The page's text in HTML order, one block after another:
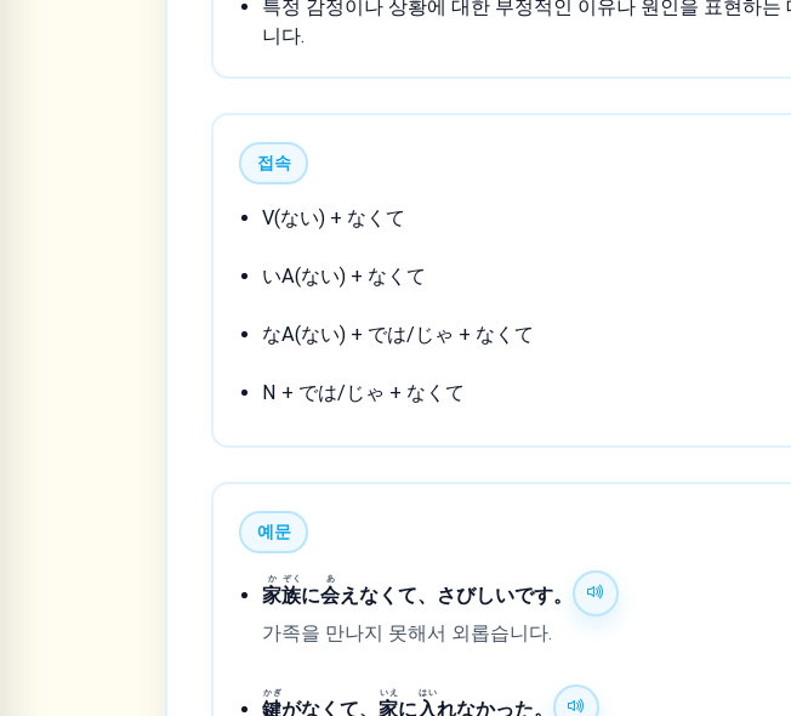
특정 감정이나 상황에 대한 부정적인 이유나 원인을 표현하는
니다.
접속
V(ない) + なくて
いA(ない) + なくて
なA(ない) + では/じゃ + なくて
N + では/じゃ + なくて
예문
家
か
族
ぞく
に会
あ
えなくて、さびしいです。
가족을 만나지 못해서 외롭습니다.
鍵
かぎ
がなくて、家
いえ
に入
はい
れなかった。